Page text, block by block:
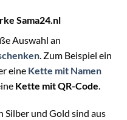
Sama24.nl
Auswahl an
. Zum Beispiel ein
eine Kette mit Namen
Kette mit QR-Code
und Gold sind aus